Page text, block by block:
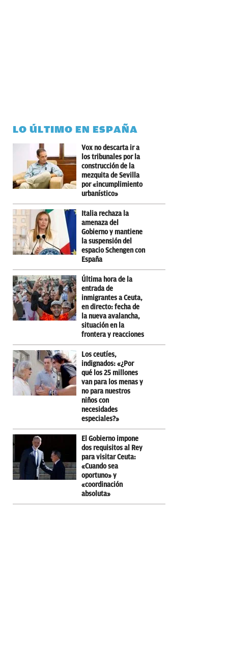
LO ÚLTIMO EN ESPAÑA
Vox no descarta ir a
los tribunales por la
construcción de la
mezquita de Sevilla
por «incumplimiento
urbanístico»
Italia rechaza la
amenaza del
Gobierno y mantiene
la suspensión del
espacio Schengen con
España
Última hora de la
entrada de
inmigrantes a Ceuta,
en directo: fecha de
la nueva avalancha,
situación en la
frontera y reacciones
Los ceutíes,
indignados: «¿Por
qué los 25 millones
van para los menas y
no para nuestros
niños con
necesidades
especiales?»
El Gobierno impone
dos requisitos al Rey
para visitar Ceuta:
«Cuando sea
oportuno» y
«coordinación
absoluta»